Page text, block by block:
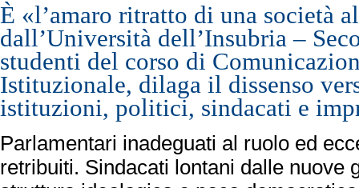
È «l’amaro ritratto di una società
dall’Università dell’Insubria –
studenti del corso di
Istituzionale, dilaga il dissenso
istituzioni, politici, sindacati e
Parlamentari inadeguati al ruolo ed
retribuiti. Sindacati lontani dalle nuove